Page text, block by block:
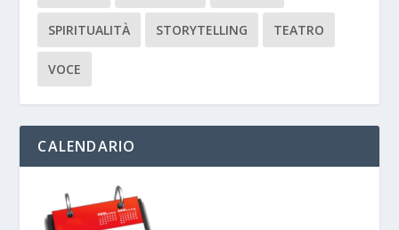
SPIRITUALITÀ STORYTELLING TEATRO
VOCE
CALENDARIO